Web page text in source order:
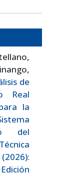
de
Real
la
del